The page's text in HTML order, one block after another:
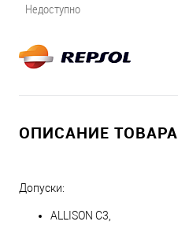
Недоступно
ОПИСАНИЕ ТОВАРА
Допуски:
ALLISON C3,